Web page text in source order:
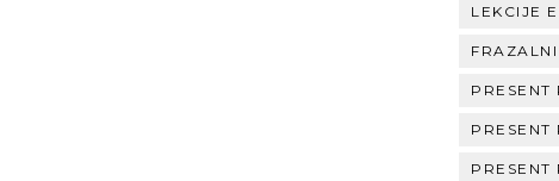
LEKCIJE
PRESENT
PRESENT
PRESENT